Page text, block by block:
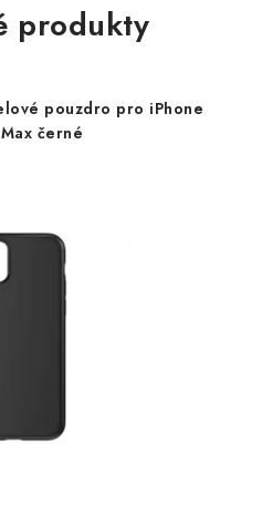
produkty
pouzdro pro iPhone
černé